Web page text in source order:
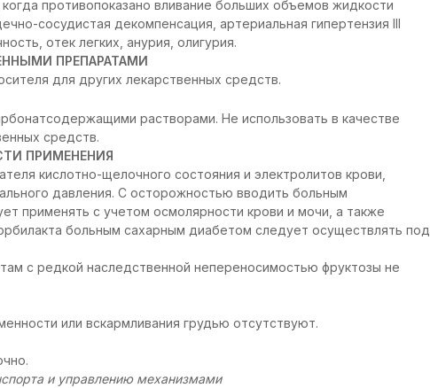
противопоказано вливание больших объемов жидкости
сосудистая декомпенсация, артериальная гипертензия III
отек легких, анурия, олигурия.
ПРЕПАРАТАМИ
для других лекарственных средств.
растворами. Не использовать в качестве
средств.
ПРИМЕНЕНИЯ
кислотно-щелочного состояния и электролитов крови,
давления. С осторожностью вводить больным
применять с учетом осмолярности крови и мочи, а также
больным сахарным диабетом следует осуществлять под
с редкой наследственной непереносимостью фруктозы не
или вскармливания грудью отсутствуют.
и управлению механизмами